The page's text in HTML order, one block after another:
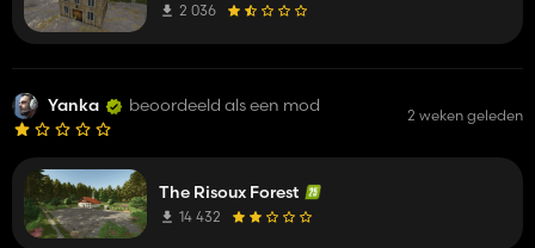
2 036
Yanka beoordeeld als een mod 2 weken geleden
The Risoux Forest
14 432